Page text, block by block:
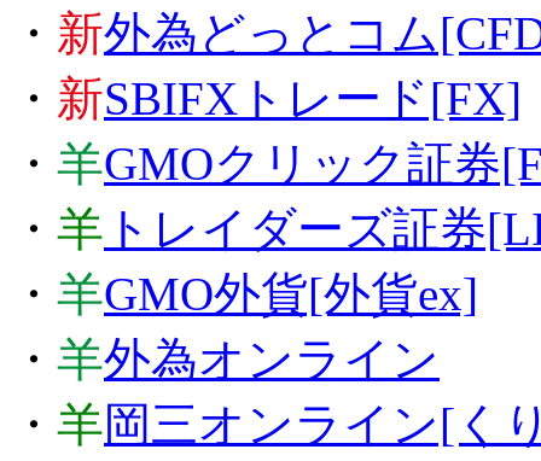
・ 新外為どっとコム
・ 新SBIFXトレード[FX]
・ 羊GMOクリック証券
・ 羊 トレイダーズ証券
・ 羊GMO外貨[外貨ex]
・ 羊外為オンライン
・ 羊岡三オンライン[く